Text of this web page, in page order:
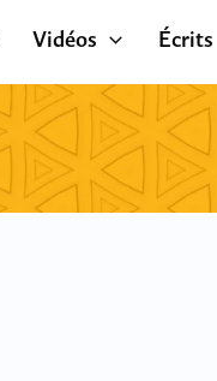
Vidéos Écrits